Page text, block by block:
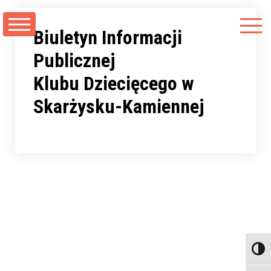
do
Biuletyn Informacji
Publicznej
Klubu Dziecięcego w
Skarżysku-Kamiennej